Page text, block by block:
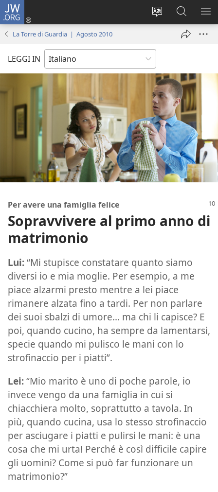
JW.ORG
Modificare
Accedi
(apre
finestra)
Cerca
in
JW.ORG
La Torre di Guardia | Agosto 2010
LEGGI IN
Per avere una famiglia felice
Sopravvivere al primo anno di
matrimonio
Lui:“Mi stupisce constatare quanto siamo
diversi io e mia moglie. Per esempio, a me
piace alzarmi presto mentre a lei piace
rimanere alzata fino a tardi. Per non parlare
dei suoi sbalzi di umore... ma chi li capisce? E
poi, quando cucino, ha sempre da lamentarsi,
specie quando mi pulisco le mani con lo
strofinaccio per i piatti”.
Lei:“Mio marito è uno di poche parole, io
invece vengo da una famiglia in cui si
chiacchiera molto, soprattutto a tavola. In
più, quando cucina, usa lo stesso strofinaccio
per asciugare i piatti e pulirsi le mani: è una
cosa che mi urta! Perché è così difficile capire
gli uomini? Come si può far funzionare un
matrimonio?”